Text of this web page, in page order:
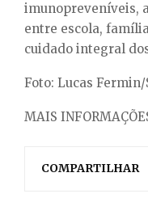
imunopreveníveis,
entre escola,
cuidado integral
Foto: Lucas Fermin/
MAIS
COMPARTILHAR